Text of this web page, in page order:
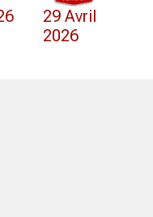
29 Avril
2026